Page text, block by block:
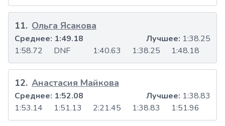
11. Ольга Ясакова
1:58.72 DNF 1:40.63 1:38.25 1:48.18
Среднее: 1:49.18 Лучшее: 1:38.25
12. Анастасия Майкова
1:53.14 1:51.13 2:21.45 1:38.83 1:51.96
Среднее: 1:52.08 Лучшее: 1:38.83